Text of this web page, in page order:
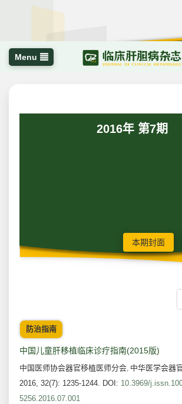
Menu
2016年 第7期
本期封面
防治指南
中国儿童肝移植临床诊疗指南(2015版)
中国医师协会器官移植医师分会, 中华医学会器
2016, 32(7): 1235-1244. DOI: 10.3969/
5256.2016.07.001